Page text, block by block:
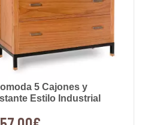
5 Cajones y
Estilo Industrial